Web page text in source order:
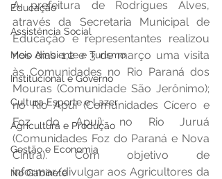
Educação
Assistência Social
Meio Ambiente e Turismo
Institucional e Governo
Cultura Esporte e Lazer
Agricultura e Produção
Gestão e Economia
No Gabinete
A prefeitura de Rodrigues Alves,
através da Secretaria Municipal de
Educação e representantes realizou
nos dias 1,2 e 3 de março uma visita
às Comunidades no Rio Paraná dos
Mouras (Comunidade São Jerônimo);
no Rio Apuí (Comunidades Cícero e
Foz do Apuí); no Rio Juruá
(Comunidades Foz do Paraná e Nova
Cintra). Com objetivo de
informar/divulgar aos Agricultores da